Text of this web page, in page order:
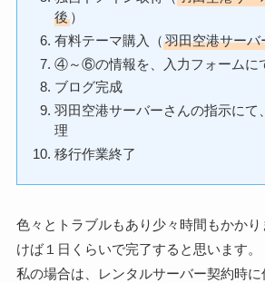
後 ）
有料テーマ購入（羽田空港サー
④～⑥の情報を、入力フォームに
ブログ完成
羽田空港サーバーさんの指示にて
理
移行作業終了
色々とトラブルもあり少々時間もかか
けば１日くらいで完了すると思います。
私の場合は、レンタルサーバー契約時に